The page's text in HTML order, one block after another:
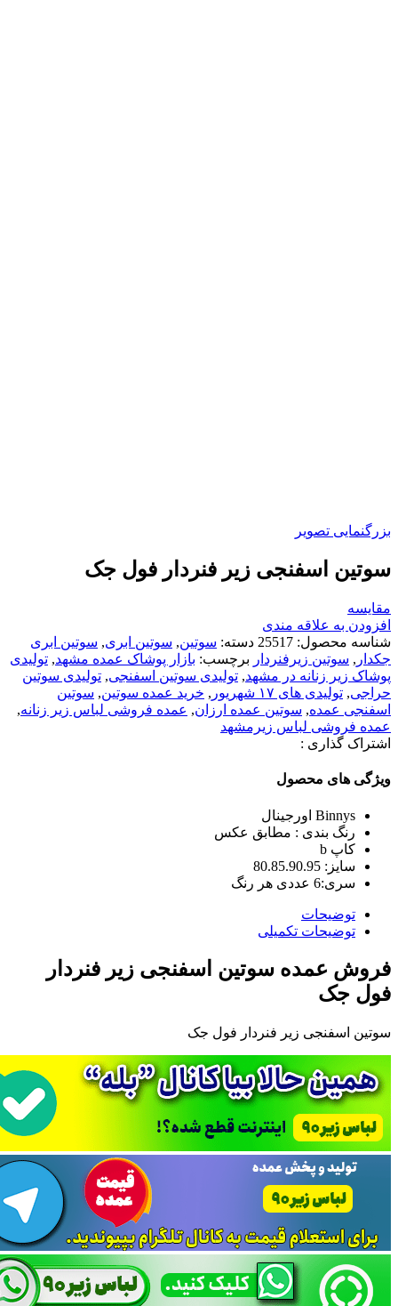
بزرگنمایی تصویر
سوتین اسفنجی زیر فنردار فول جک
مقایسه
افزودن به علاقه مندی
شناسه محصول: 25517 دسته: سوتین, سوتین ابری, سوتین ابری
جکدار , سوتین زیرفنردار برچسب: بازار پوشاک عمده مشهد, تولیدی
پوشاک زیر زنانه در مشهد, تولیدی سوتین اسفنجی, تولیدی سوتین
حراجی, تولیدی های ۱۷ شهریور , خريد عمده سوتين, سوتین
اسفنجی عمده, سوتین عمده ارزان, عمده فروشی لباس زير زنانه,
عمده فروشی لباس زیرمشهد
اشتراک گذاری :
ویژگی های محصول
Binnys اورجینال
رنگ بندی : مطابق عکس
کاپ b
سایز: 80.85.90.95
سری:6 عددی هر رنگ
توضیحات
توضیحات تکمیلی
فروش عمده سوتین اسفنجی زیر فنردار
فول جک
سوتین اسفنجی زیر فنردار فول جک